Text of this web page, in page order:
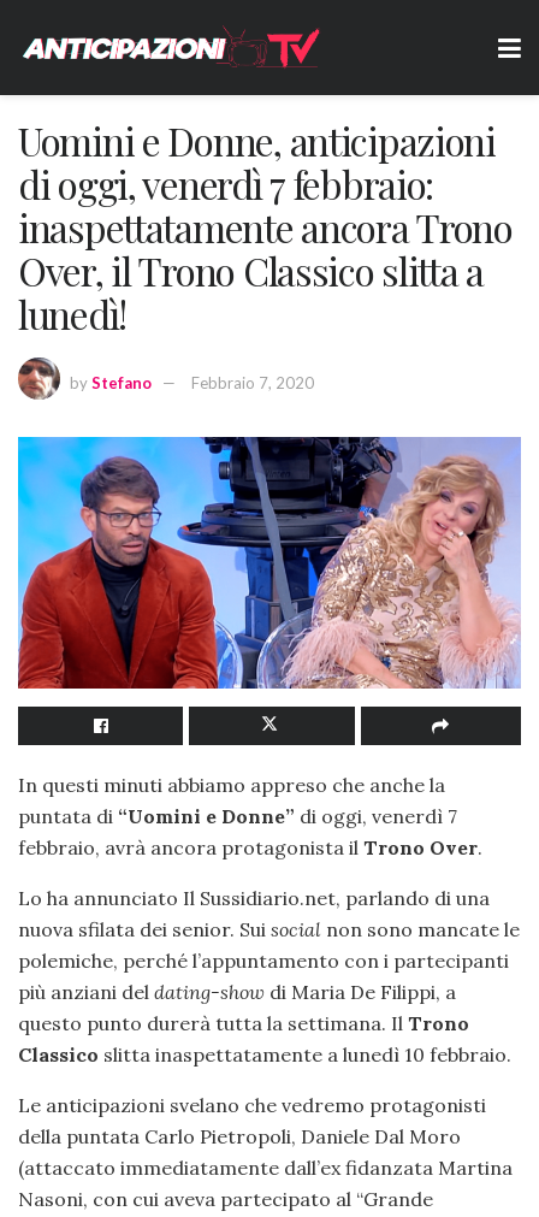
Uomini e Donne, anticipazioni
di oggi, venerdì 7 febbraio:
inaspettatamente ancora Trono
Over, il Trono Classico slitta a
lunedì!
byStefano Febbraio 7, 2020
In questi minuti abbiamo appreso che anche la
puntata di “Uomini e Donne” di oggi, venerdì 7
febbraio, avrà ancora protagonista il Trono Over.
Lo ha annunciato Il Sussidiario.net, parlando di una
nuova sfilata dei senior. Sui social non sono mancate le
polemiche, perché l’appuntamento con i partecipanti
più anziani del dating-show di Maria De Filippi, a
questo punto durerà tutta la settimana. Il Trono
Classico slitta inaspettatamente a lunedì 10 febbraio.
Le anticipazioni svelano che vedremo protagonisti
della puntata Carlo Pietropoli, Daniele Dal Moro
(attaccato immediatamente dall’ex fidanzata Martina
Nasoni, con cui aveva partecipato al “Grande